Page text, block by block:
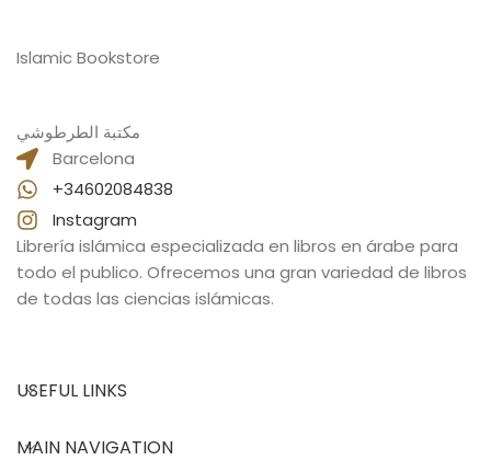
Islamic Bookstore
مكتبة الطرطوشي
Barcelona
+34602084838
Instagram
Librería islámica especializada en libros en árabe para
todo el publico. Ofrecemos una gran variedad de libros
de todas las ciencias islámicas.
USEFUL LINKS
MAIN NAVIGATION